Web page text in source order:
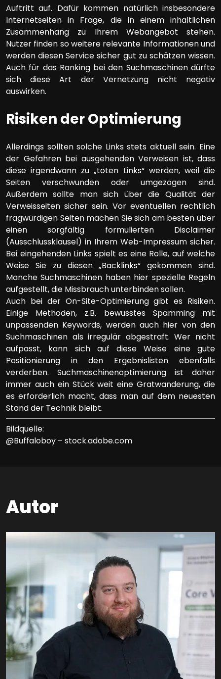
Auftritt auf. Dafür kommen natürlich insbesondere
Internetseiten in Frage, die in einem inhaltlichen
Zusammenhang zu Ihrem Webangebot stehen.
Nutzer finden so weitere relevante Informationen und
werden diesen Service sicher gut zu schätzen wissen.
Auch für das Ranking bei den Suchmaschinen dürfte
sich diese Art der Vernetzung nicht negativ
auswirken.
Risiken der Optimierung
Allerdings sollten solche Links stets aktuell sein. Eine
der Gefahren bei ausgehenden Verweisen ist, dass
diese irgendwann zu „toten Links“ werden, weil die
Seiten verschwunden oder umgezogen sind.
Außerdem sollte man sich über die Qualität der
Verweisseiten sicher sein. Vor eventuellen rechtlich
fragwürdigen Seiten machen Sie sich am besten über
einen sorgfältig formulierten Disclaimer
(Ausschlussklausel) in Ihrem Web-Impressum sicher.
Bei eingehenden Links spielt es eine Rolle, auf welche
Weise Sie zu diesen „Backlinks“ gekommen sind.
Manche Suchmaschinen haben hier spezielle Regeln
aufgestellt, die Missbrauch unterbinden sollen.
Auch bei der On-Site-Optimierung gibt es Risiken.
Einige Methoden, z.B. bewusstes Spamming mit
unpassenden Keywords, werden auch hier von den
Suchmaschinen als irregulär abgestraft. Wer nicht
aufpasst, kann sich auf diese Weise eine gute
Positionierung in den Ergebnislisten ebenfalls
verderben. Suchmaschinenoptimierung ist daher
immer auch ein Stück weit eine Gratwanderung, die
es erforderlich macht, dass man auf dem neuesten
Stand der Technik bleibt.
Bildquelle:
@Buffaloboy – stock.adobe.com
Autor